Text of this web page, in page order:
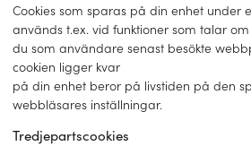
Cookies som sparas på din enhet under
används t.ex. vid funktioner som talar
du som användare senast besökte
cookien ligger kvar
på din enhet beror på livstiden på den
webbläsares inställningar.
Tredjepartscookies